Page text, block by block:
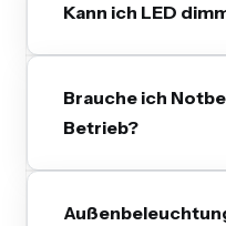
Kann ich LED
Brauche ich
Betrieb?